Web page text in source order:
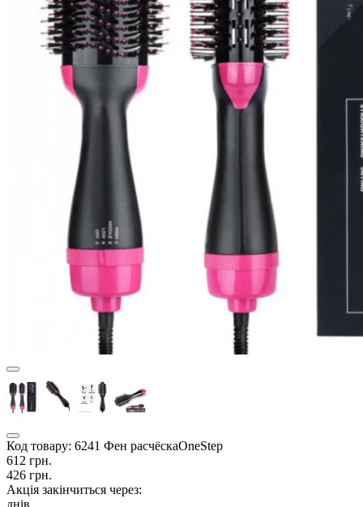
Код товару: 6241 Фен расчёскаOneStep
612 грн.
426 грн.
Акція закінчиться через:
днів